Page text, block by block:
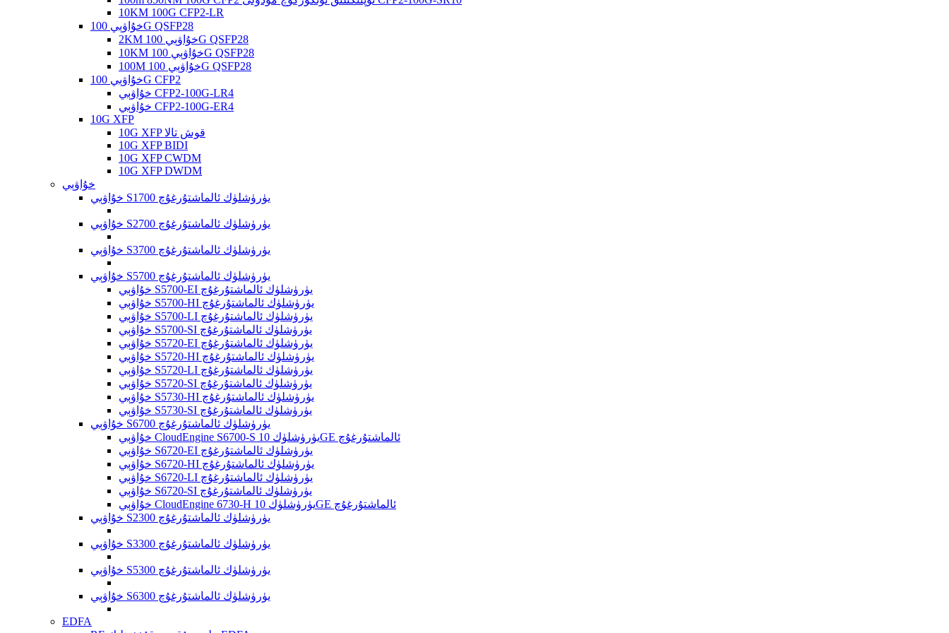
10KM 100G CFP2-LR
خۇاۋېي 100G QSFP28
2KM خۇاۋېي 100G QSFP28
10KM خۇاۋېي 100G QSFP28
100M خۇاۋېي 100G QSFP28
خۇاۋېي 100G CFP2
خۇاۋېي CFP2-100G-LR4
خۇاۋېي CFP2-100G-ER4
10G XFP
10G XFP قوش تالا
10G XFP BIDI
10G XFP CWDM
10G XFP DWDM
خۇاۋېي
خۇاۋېي S1700 يۈرۈشلۈك ئالماشتۇرغۇچ
خۇاۋېي S2700 يۈرۈشلۈك ئالماشتۇرغۇچ
خۇاۋېي S3700 يۈرۈشلۈك ئالماشتۇرغۇچ
خۇاۋېي S5700 يۈرۈشلۈك ئالماشتۇرغۇچ
خۇاۋېي S5700-EI يۈرۈشلۈك ئالماشتۇرغۇچ
خۇاۋېي S5700-HI يۈرۈشلۈك ئالماشتۇرغۇچ
خۇاۋېي S5700-LI يۈرۈشلۈك ئالماشتۇرغۇچ
خۇاۋېي S5700-SI يۈرۈشلۈك ئالماشتۇرغۇچ
خۇاۋېي S5720-EI يۈرۈشلۈك ئالماشتۇرغۇچ
خۇاۋېي S5720-HI يۈرۈشلۈك ئالماشتۇرغۇچ
خۇاۋېي S5720-LI يۈرۈشلۈك ئالماشتۇرغۇچ
خۇاۋېي S5720-SI يۈرۈشلۈك ئالماشتۇرغۇچ
خۇاۋېي S5730-HI يۈرۈشلۈك ئالماشتۇرغۇچ
خۇاۋېي S5730-SI يۈرۈشلۈك ئالماشتۇرغۇچ
خۇاۋېي S6700 يۈرۈشلۈك ئالماشتۇرغۇچ
خۇاۋېي CloudEngine S6700-S يۈرۈشلۈك 10GE ئالماشتۇرغۇچ
خۇاۋېي S6720-EI يۈرۈشلۈك ئالماشتۇرغۇچ
خۇاۋېي S6720-HI يۈرۈشلۈك ئالماشتۇرغۇچ
خۇاۋېي S6720-LI يۈرۈشلۈك ئالماشتۇرغۇچ
خۇاۋېي S6720-SI يۈرۈشلۈك ئالماشتۇرغۇچ
خۇاۋېي CloudEngine 6730-H يۈرۈشلۈك 10GE ئالماشتۇرغۇچ
خۇاۋېي S2300 يۈرۈشلۈك ئالماشتۇرغۇچ
خۇاۋېي S3300 يۈرۈشلۈك ئالماشتۇرغۇچ
خۇاۋېي S5300 يۈرۈشلۈك ئالماشتۇرغۇچ
خۇاۋېي S6300 يۈرۈشلۈك ئالماشتۇرغۇچ
EDFA